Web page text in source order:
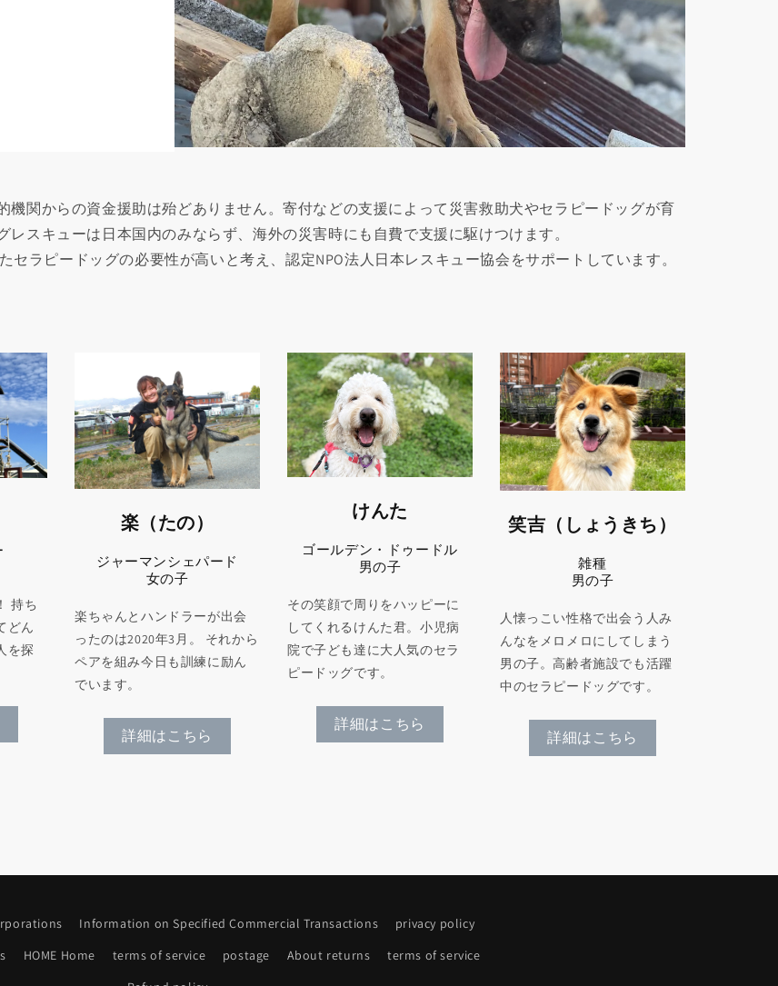
機関からの資金援助は殆どありません。寄付などの支援によって災害救助犬やセラピードッグが育
スキューは日本国内のみならず、海外の災害時にも自費で支援に駆けつけます。
ラピードッグの必要性が高いと考え、認定NPO法人日本レスキュー協会をサポートしています。
持ち
どん
を探
楽（たの）
ジャーマンシェパード
女の子
楽ちゃんとハンドラーが出会
ったのは2020年3月。 それから
ペアを組み今日も訓練に励ん
でいます。
詳細はこちら
けんた
ゴールデン・ドゥードル
男の子
その笑顔で周りをハッピーに
してくれるけんた君。小児病
院で子ども達に大人気のセラ
ピードッグです。
詳細はこちら
笑吉（しょうきち）
雑種
男の子
人懐っこい性格で出会う人み
んなをメロメロにしてしまう
男の子。高齢者施設でも活躍
中のセラピードッグです。
詳細はこちら
Information on Specified Commercial Transactions
privacy policy
HOME Home terms of service postage About returns
terms of service